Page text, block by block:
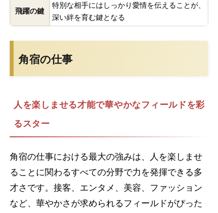
飛躍の鍵
特別な相手にはしっかり愛情を伝えることが、
深い絆を育む鍵となる
角宿の仕事
人を楽しませる才能で華やかなフィールドを彩
るスター
角宿の仕事における最大の強みは、人を楽しませ
ることに関わるすべての分野で力を発揮できる多
才さです。接客、エンタメ、美容、ファッション
など、華やかさが求められるフィールドがぴった